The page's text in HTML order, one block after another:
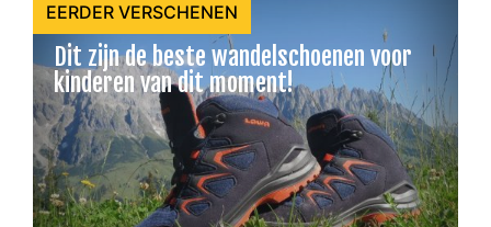
EERDER VERSCHENEN
Dit zijn de beste wandelschoenen voor
kinderen van dit moment!